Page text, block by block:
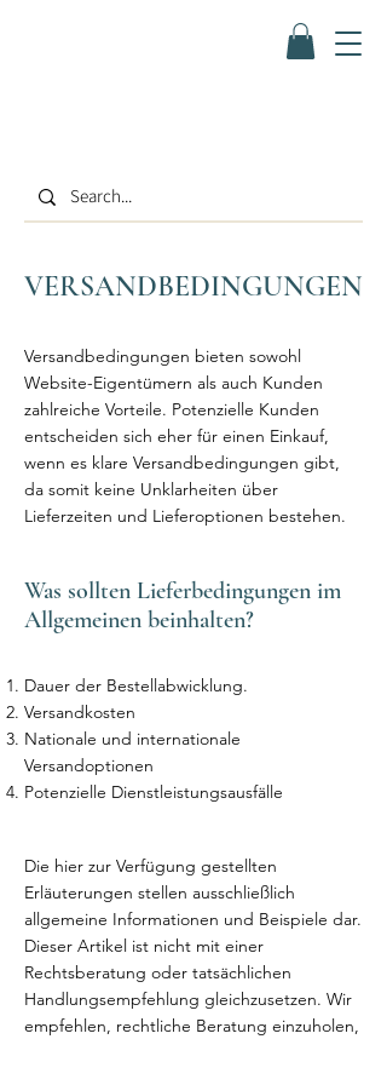
VERSANDBEDINGUNGEN
Versandbedingungen bieten sowohl
Website-Eigentümern als auch Kunden
zahlreiche Vorteile. Potenzielle Kunden
entscheiden sich eher für einen Einkauf,
wenn es klare Versandbedingungen gibt,
da somit keine Unklarheiten über
Lieferzeiten und Lieferoptionen bestehen.
Was sollten Lieferbedingungen im
Allgemeinen beinhalten?
Dauer der Bestellabwicklung.
Versandkosten
Nationale und internationale
Versandoptionen
Potenzielle Dienstleistungsausfälle
Die hier zur Verfügung gestellten
Erläuterungen stellen ausschließlich
allgemeine Informationen und Beispiele dar.
Dieser Artikel ist nicht mit einer
Rechtsberatung oder tatsächlichen
Handlungsempfehlung gleichzusetzen. Wir
empfehlen, rechtliche Beratung einzuholen,